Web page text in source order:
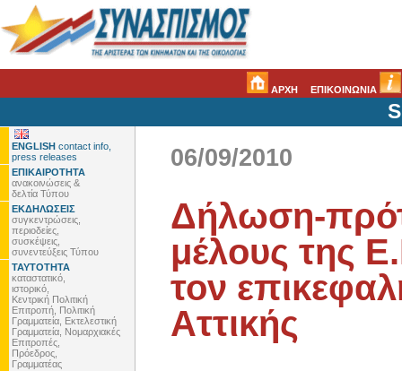
ΑΡΧΗ ΕΠΙΚΟΙΝΩΝΙΑ
ENGLISH contact info,
press releases
ΕΠΙΚΑΙΡΟΤΗΤΑ
ανακοινώσεις &
δελτία Τύπου
ΕΚΔΗΛΩΣΕΙΣ
συγκεντρώσεις,
περιοδείες,
συσκέψεις,
συνεντεύξεις Τύπου
ΤΑΥΤΟΤΗΤΑ
καταστατικό,
ιστορικό,
Κεντρική Πολιτική
Επιτροπή, Πολιτική
Γραμματεία, Εκτελεστική
Γραμματεία, Νομαρχιακές
Επιτροπές,
Πρόεδρος,
Γραμματέας
06/09/2010
Δήλωση-
μέλους της
τον
Αττικής